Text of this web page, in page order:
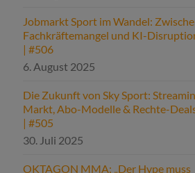
Jobmarkt Sport im Wandel:
Fachkräftemangel und KI-
| #506
6. August 2025
Die Zukunft von Sky Sport:
Markt, Abo-Modelle & Rechte-
| #505
30. Juli 2025
OKTAGON MMA: „Der Hype muss